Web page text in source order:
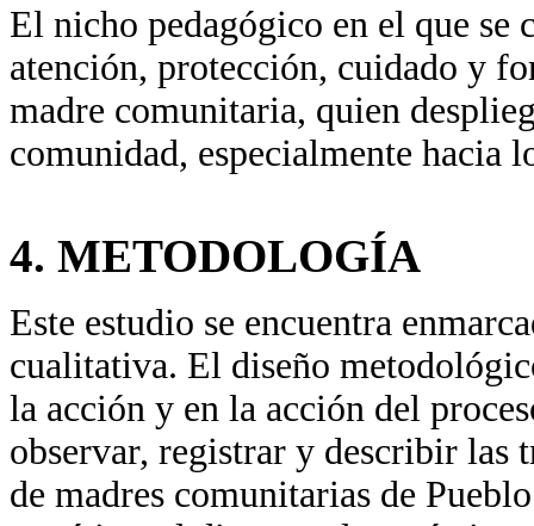
El nicho pedagógico en el que se
atención, protección, cuidado y
madre comunitaria, quien
comunidad, especialmente hacia
4. METODOLOGÍA
Este estudio se encuentra
cualitativa. El diseño
la acción y en la acción del
observar, registrar y describir las
de madres comunitarias de